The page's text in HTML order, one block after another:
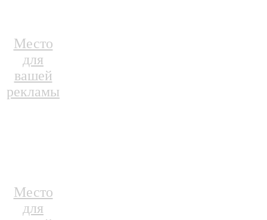
Место
для
вашей
рекламы
Место
для